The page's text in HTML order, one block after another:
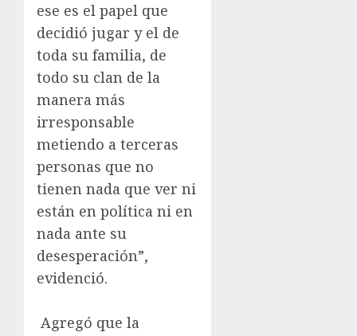
ese es el papel que
decidió jugar y el de
toda su familia, de
todo su clan de la
manera más
irresponsable
metiendo a terceras
personas que no
tienen nada que ver ni
están en política ni en
nada ante su
desesperación”,
evidenció.
Agregó que la